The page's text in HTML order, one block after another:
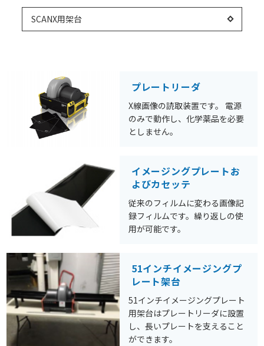
SCANX用架台
プレートリーダ
X線画像の読取装置です。 電源
のみで動作し、化学薬品を必要
としません。
イメージングプレートお
よびカセッテ
従来のフィルムに変わる画像記
録フィルムです。繰り返しの使
用が可能です。
51インチイメージングプ
レート架台
51インチイメージングプレート
用架台はプレートリーダに設置
し、長いプレートを支えること
ができます。